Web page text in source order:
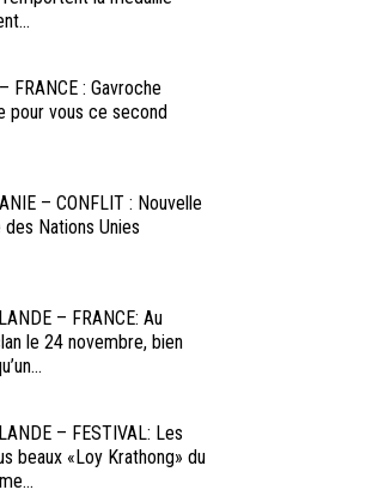
FRANCE : Gavroche
pour vous ce second
– CONFLIT : Nouvelle
Nations Unies
– FRANCE: Au
le 24 novembre, bien
– FESTIVAL: Les
beaux «Loy Krathong» du